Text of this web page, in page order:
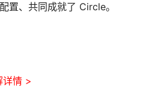
置、共同成就了 Circle。
详情 >